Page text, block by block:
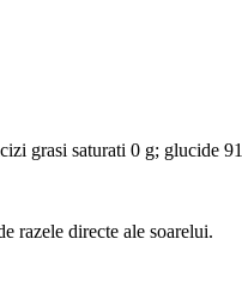
grasi saturati 0 g; glucide
razele directe ale soarelui.